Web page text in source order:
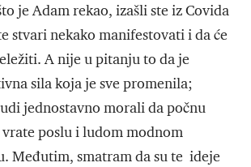
je Adam rekao, izašli ste iz Covida
stvari nekako manifestovati i da će
A nije u pitanju to da je
sila koja je sve promenila;
jednostavno morali da počnu
vrate poslu i ludom modnom
Međutim, smatram da su te ideje